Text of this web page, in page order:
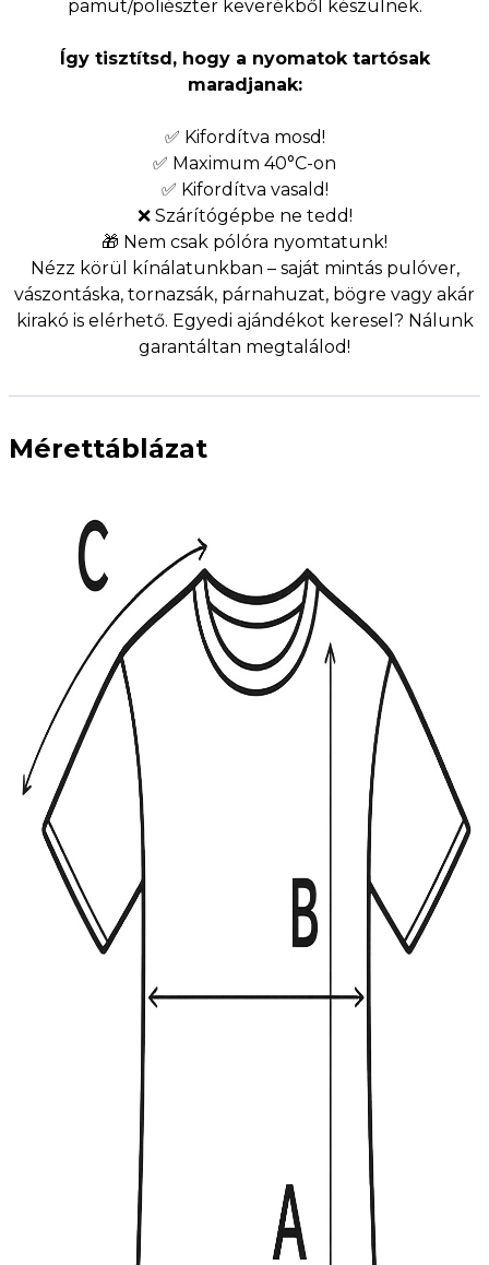
pamut/poliészter keverékből készülnek.
Így tisztítsd, hogy a nyomatok tartósak
maradjanak:
✅ Kifordítva mosd!
✅ Maximum 40°C-on
✅ Kifordítva vasald!
❌ Szárítógépbe ne tedd!
🎁 Nem csak pólóra nyomtatunk!
Nézz körül kínálatunkban – saját mintás pulóver,
vászontáska, tornazsák, párnahuzat, bögre vagy akár
kirakó is elérhető. Egyedi ajándékot keresel? Nálunk
garantáltan megtalálod!
Mérettáblázat